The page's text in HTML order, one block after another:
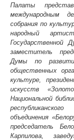
Палаты
международным
собрания по
народный
Государственной
заместитель
Думы по
общественных
культуре,
искусств
Национальной
объединения
председатель
Карпилова,